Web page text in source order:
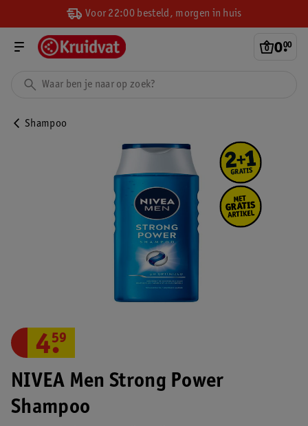
Voor 22:00 besteld, morgen in huis
0.
00
Shampoo
NIVEA Men Strong Power
Shampoo
4.
59